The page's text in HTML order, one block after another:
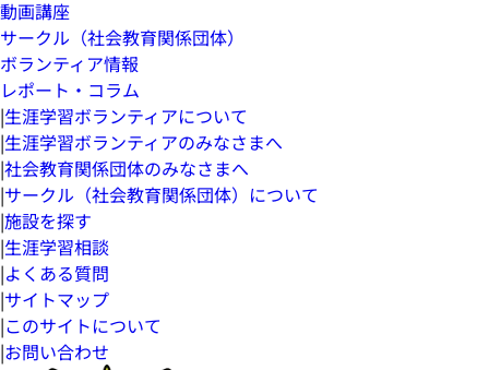
動画講座
サークル（社会教育関係団体）
ボランティア情報
レポート・コラム
|生涯学習ボランティアについて
|生涯学習ボランティアのみなさまへ
|社会教育関係団体のみなさまへ
|サークル（社会教育関係団体）について
|施設を探す
|生涯学習相談
|よくある質問
|サイトマップ
|このサイトについて
|お問い合わせ